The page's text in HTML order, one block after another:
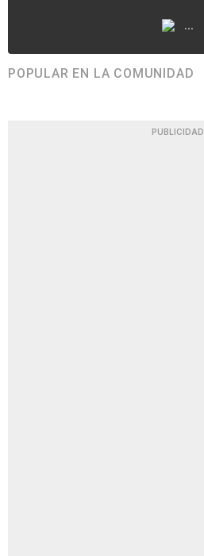
...
POPULAR EN LA COMUNIDAD
PUBLICIDAD